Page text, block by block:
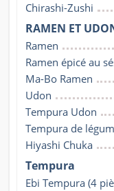
Chirashi-Zushi
RAMEN ET
Ramen
Ramen épicé au
Ma-Bo Ramen
Udon
Tempura Udon
Tempura de
Hiyashi Chuka
Tempura
Ebi Tempura (4